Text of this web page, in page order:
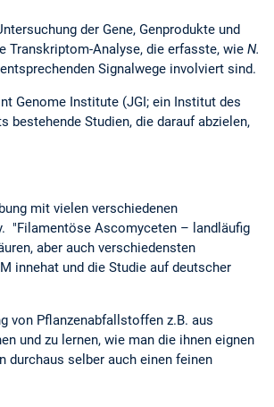
der Gene, Genprodukte und
Transkriptom-Analyse, die erfasste, wie N.
Signalwege involviert sind.
Genome Institute (JGI; ein Institut des
bestehende Studien, die darauf abzielen,
mit vielen verschiedenen
"Filamentöse Ascomyceten – landläufig
aber auch verschiedensten
innehat und die Studie auf deutscher
von Pflanzenabfallstoffen z.B. aus
und zu lernen, wie man die ihnen eignen
durchaus selber auch einen feinen